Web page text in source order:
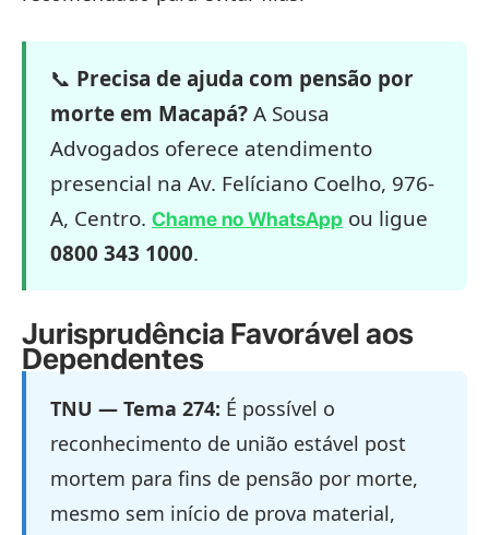
📞 Precisa de ajuda com pensão por
morte em Macapá?A Sousa
Advogados oferece atendimento
presencial na Av. Felíciano Coelho, 976-
A, Centro. Chame no WhatsApp ou ligue
0800 343 1000.
Jurisprudência Favorável aos
Dependentes
TNU — Tema 274: É possível o
reconhecimento de união estável post
mortem para fins de pensão por morte,
mesmo sem início de prova material,